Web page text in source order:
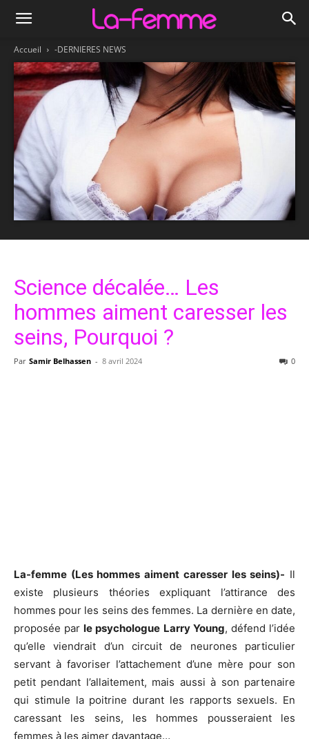
Accueil -DERNIERES NEWS
Science décalée… Les
hommes aiment caresser les
seins, Pourquoi ?
Par Samir Belhassen - 8 avril 2024 0
La-femme (Les hommes aiment caresser les seins)- Il
existe plusieurs théories expliquant l’attirance des
hommes pour les seins des femmes. La dernière en date,
proposée parle psychologue Larry Young, défend l’idée
qu’elle viendrait d’un circuit de neurones particulier
servant à favoriser l’attachement d’une mère pour son
petit pendant l’allaitement, mais aussi à son partenaire
qui stimule la poitrine durant les rapports sexuels. En
caressant les seins, les hommes pousseraient les
femmes à les aimer davantage…